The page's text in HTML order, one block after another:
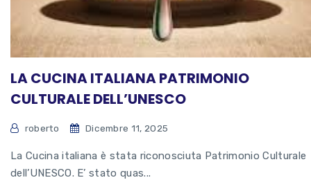
LA CUCINA ITALIANA PATRIMONIO
CULTURALE DELL’UNESCO
roberto Dicembre 11, 2025
La Cucina italiana è stata riconosciuta Patrimonio Culturale
dell’UNESCO. E’ stato quas...